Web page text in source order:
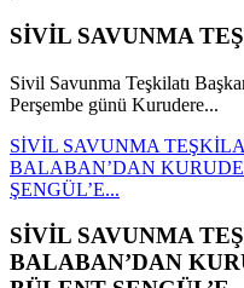
SİVİL SAVUNMA
Sivil Savunma Teşkilatı
Perşembe günü Kurudere...
SİVİL SAVUNMA
BALABAN’DAN
ŞENGÜL’E...
SİVİL SAVUNMA
BALABAN’DAN